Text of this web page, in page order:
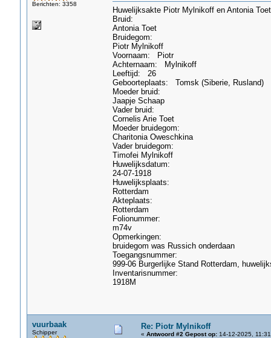
Berichten: 3358
Huwelijksakte Piotr Mylnikoff en Antonia Toet
Bruid:
Antonia Toet
Bruidegom:
Piotr Mylnikoff
Voornaam: Piotr
Achternaam: Mylnikoff
Leeftijd: 26
Geboorteplaats: Tomsk (Siberie, Rusland)
Moeder bruid:
Jaapje Schaap
Vader bruid:
Cornelis Arie Toet
Moeder bruidegom:
Charitonia Oweschkina
Vader bruidegom:
Timofei Mylnikoff
Huwelijksdatum:
24-07-1918
Huwelijksplaats:
Rotterdam
Akteplaats:
Rotterdam
Folionummer:
m74v
Opmerkingen:
bruidegom was Russich onderdaan
Toegangsnummer:
999-06 Burgerlijke Stand Rotterdam,
Inventarisnummer:
1918M
vuurbaak
Schipper
Re: Piotr Mylnikoff
« Antwoord #2 Gepost op:14-12-2025,